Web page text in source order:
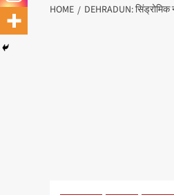
HOME DEHRADUN: